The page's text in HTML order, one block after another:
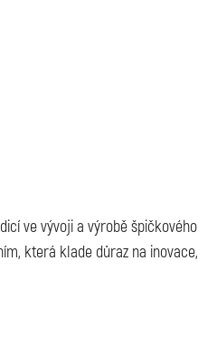
ve vývoji a výrobě špičkového
která klade důraz na inovace,